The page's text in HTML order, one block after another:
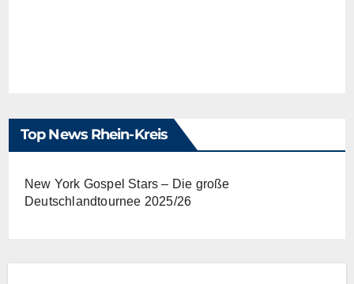
Top News Rhein-Kreis
New York Gospel Stars – Die große
Deutschlandtournee 2025/26